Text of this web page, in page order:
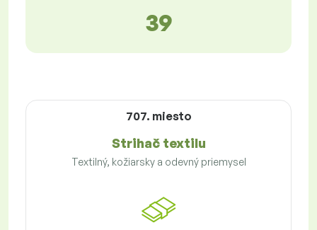
39
707. miesto
Strihač textilu
Textilný, kožiarsky a odevný priemysel